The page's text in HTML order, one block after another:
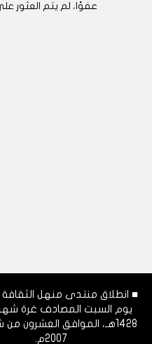
عفوًا، لم يتم العثور
■ انطلاق منتدى منهل الثقافة
يوم السبت المصادف غرة
1428هـ، الموافق العشرون من
2007م.